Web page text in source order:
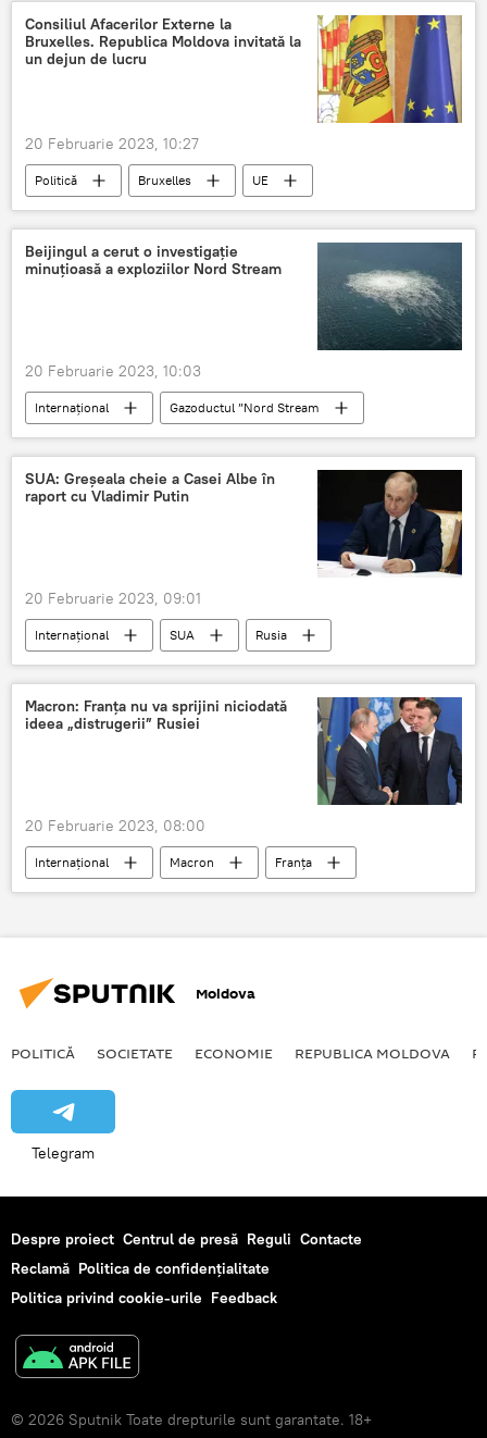
Consiliul Afacerilor Externe la
Bruxelles. Republica Moldova invitată la
un dejun de lucru
20 Februarie 2023, 10:27
Politică Bruxelles
UE
Moldova
Beijingul a cerut o investigație
minuțioasă a exploziilor Nord Stream
20 Februarie 2023, 10:03
Internațional
Gazoductul ”Nord Stream
Nord Stream - 2
China
Investigație
atac terorist
SUA: Greșeala cheie a Casei Albe în
raport cu Vladimir Putin
20 Februarie 2023, 09:01
Internațional SUA
Rusia
Casa Alba
Macron: Franța nu va sprijini niciodată
ideea „distrugerii” Rusiei
20 Februarie 2023, 08:00
Internațional Macron
Franța
Rusia
NATO
Moldova
POLITICĂ SOCIETATE ECONOMIE REPUBLICA MOLDOVA
Telegram
Despre proiect Centrul de presă Reguli Contacte
Reclamă Politica de confidențialitate
Politica privind cookie-urile Feedback
© 2026 Sputnik Toate drepturile sunt garantate. 18+